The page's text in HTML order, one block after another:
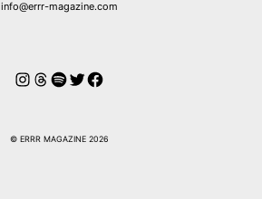
info@errr-magazine.com
Instagram
Hilos
Spotify
Twitter
Facebook
© ERRR MAGAZINE 2026